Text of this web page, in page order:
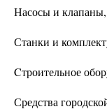
Насосы и клапаны,
Станки и
Cтроительное
Средства